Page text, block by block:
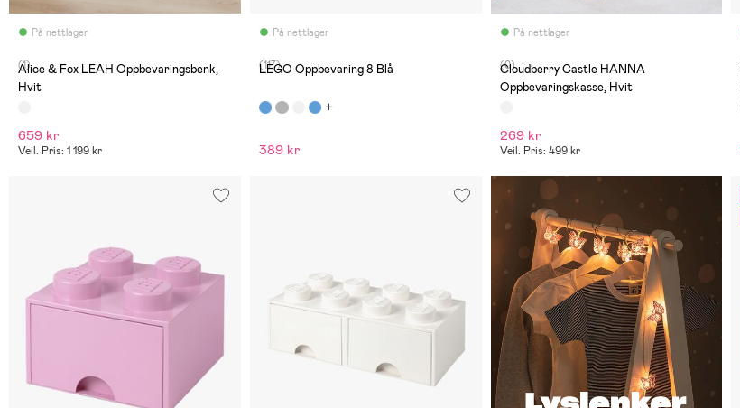
På nettlager
(1)
Alice & Fox LEAH Oppbevaringsbenk,
Hvit
659 kr
Veil. Pris: 1 199 kr
På nettlager
(117)
LEGO Oppbevaring 8 Blå
389 kr
På nettlager
(0)
Cloudberry Castle HANNA
Oppbevaringskasse, Hvit
269 kr
Veil. Pris: 499 kr